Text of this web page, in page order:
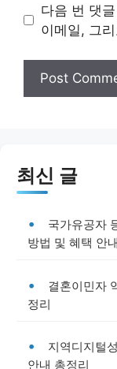
다음 번 댓
이메일, 그
최신 글
국가유공자
방법 및 혜택 안
결혼이민자
정리
지역디지털
안내 총정리